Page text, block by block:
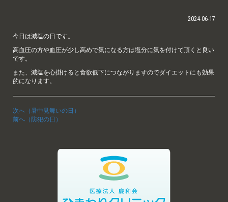
2024-06-17
今日は減塩の日です。
高血圧の方や血圧が少し高めで気になる方は塩分に気を付けて頂くと良い
です。
また、減塩を心掛けると食欲低下につながりますのでダイエットにも効果
的になります。
次へ（暑中見舞いの日）
前へ（防犯の日）